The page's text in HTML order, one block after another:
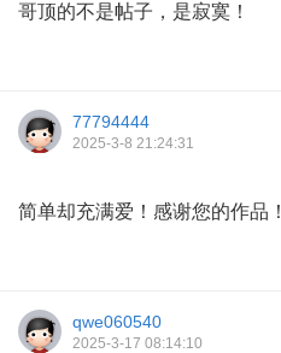
哥顶的不是帖子，是寂寞！
77794444
2025-3-8 21:24:31
简单却充满爱！感谢您的作品！
qwe060540
2025-3-17 08:14:10